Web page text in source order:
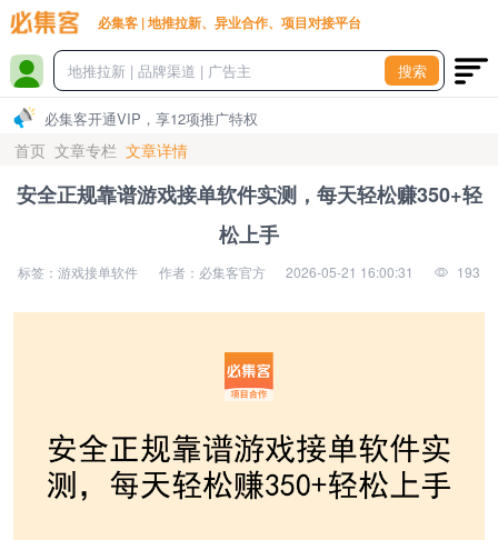
必集客 | 地推拉新、异业合作、项目对接平台
搜索
必集客开通VIP，享12项推广特权
首页 文章专栏 文章详情
安全正规靠谱游戏接单软件实测，每天轻松赚350+轻
松上手
标签：游戏接单软件 作者：必集客官方 2026-05-21 16:00:31 193